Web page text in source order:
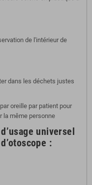
de l'intérieur de
dans les déchets justes
oreille par patient pour
la même personne
universel
: